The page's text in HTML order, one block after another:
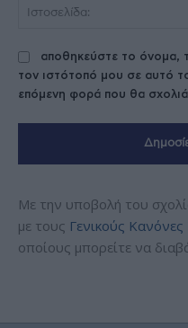
αποθηκεύστε το όνομα,
τον ιστότοπό μου σε αυτό
επόμενη φορά που θα
Με την υποβολή του
με τους Γενικούς
οποίους μπορείτε να